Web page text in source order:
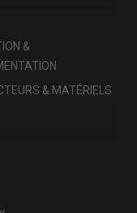
&
& MATÉRIELS